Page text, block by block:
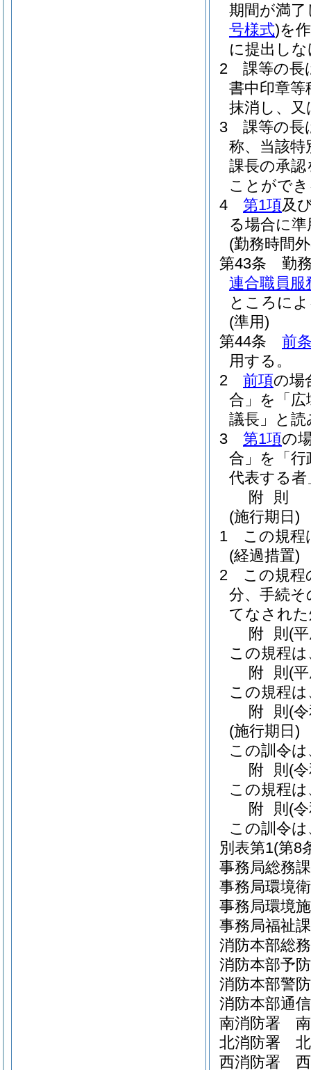
期間が満
号様式)を
に提出し
2
課等の長
書中印章
抹消し、
3
課等の長
称、当該
課長の承
ことがで
4
第1項及
る場合に
(勤務時間
第43条
勤
連合職員服
ところに
(準用)
第44条
前
用する。
2
前項の場
合」を「広
議長」と
3
第1項の
合」を「行
代表する
附 則
(施行期日)
1
この規程
(経過措置)
2
この規
分、手続
てなされ
附 則 (
この規程
附 則 (
この規程
附 則 (
(施行期日)
この訓令
附 則 (
この規程
附 則 (
この訓令
別表第1(第8
事務局総務
事務局環境
事務局環境
事務局福祉
消防本部総
消防本部予
消防本部警
消防本部通
南消防署 南
北消防署 北
西消防署 西